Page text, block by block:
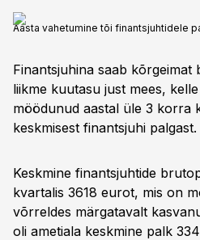
Aasta vahetumine tõi finantsjuhtidele
Finantsjuhina saab kõrgeimat
liikme kuutasu just mees,
möödunud aastal üle 3 korra
keskmisest finantsjuhi palgast.
Keskmine finantsjuhtide
kvartalis 3618 eurot, mis on
võrreldes märgatavalt
oli ametiala keskmine palk